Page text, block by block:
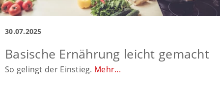
30.07.2025
Basische Ernährung leicht gemacht
So gelingt der Einstieg. Mehr...